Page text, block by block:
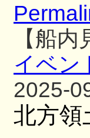
【船
イベン
2025-
北方領